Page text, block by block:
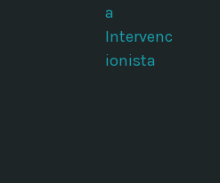
a
Intervenc
ionista